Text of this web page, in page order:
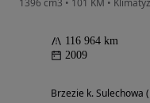
116 964 km
2009
Brzezie k. Sulechowa